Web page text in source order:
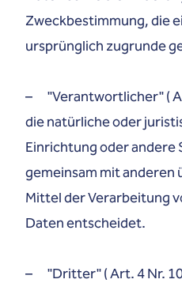
Zweckbestimmung, die
ursprünglich zugrunde
– "Verantwortlicher" (
die natürliche oder
Einrichtung oder andere
gemeinsam mit anderen
Mittel der Verarbeitung
Daten entscheidet.
– "Dritter" ( Art. 4 Nr. 10